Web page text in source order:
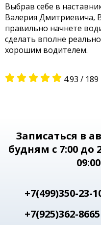
Выбрав себе в
Валерия Дмитриевича,
правильно начнете
сделать вполне
хорошим водителем.
4.93 / 189
Записаться в
будням с 7:00 до
+7(499)350-23-
+7(925)362-8665